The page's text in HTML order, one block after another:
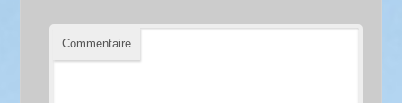
Commentaire